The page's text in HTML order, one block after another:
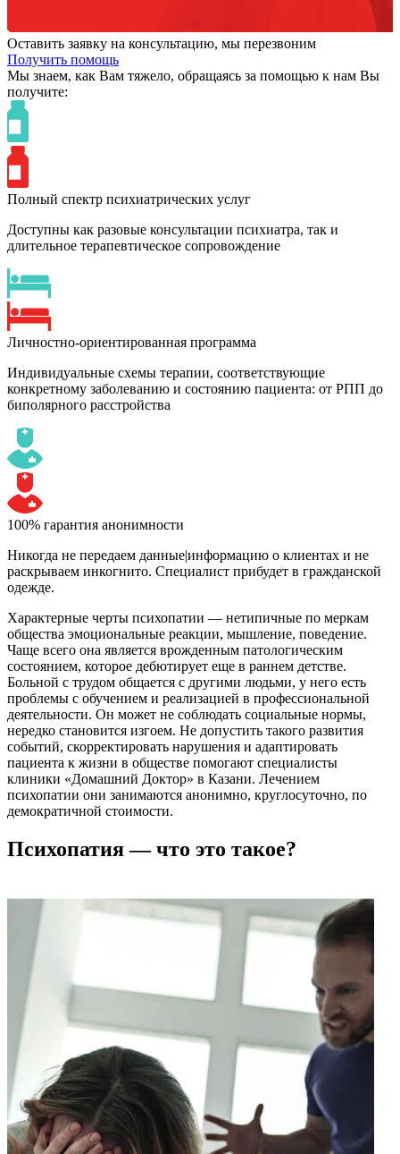
Оставить заявку на консультацию, мы перезвоним
Получить помощь
Мы знаем, как Вам тяжело, обращаясь за помощью к нам Вы
получите:
Полный спектр психиатрических услуг
Доступны как разовые консультации психиатра, так и
длительное терапевтическое сопровождение
Личностно-ориентированная программа
Индивидуальные схемы терапии, соответствующие
конкретному заболеванию и состоянию пациента: от РПП до
биполярного расстройства
100% гарантия анонимности
Никогда не передаем данные|информацию о клиентах и не
раскрываем инкогнито. Специалист прибудет в гражданской
одежде.
Характерные черты психопатии — нетипичные по меркам
общества эмоциональные реакции, мышление, поведение.
Чаще всего она является врожденным патологическим
состоянием, которое дебютирует еще в раннем детстве.
Больной с трудом общается с другими людьми, у него есть
проблемы с обучением и реализацией в профессиональной
деятельности. Он может не соблюдать социальные нормы,
нередко становится изгоем. Не допустить такого развития
событий, скорректировать нарушения и адаптировать
пациента к жизни в обществе помогают специалисты
клиники «Домашний Доктор» в Казани. Лечением
психопатии они занимаются анонимно, круглосуточно, по
демократичной стоимости.
Психопатия — что это такое?